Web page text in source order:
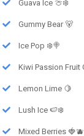
Guava Ice 🍈❄️
Gummy Bear 🐻
Ice Pop ❄️🍭
Kiwi Passion Fruit
Lemon Lime 🍋
Lush Ice 🍉❄️
Mixed Berries